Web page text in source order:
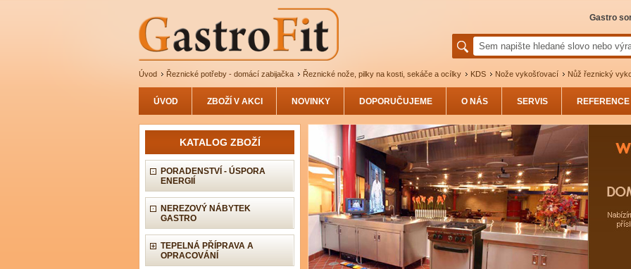
Úvod Řeznické potřeby - domácí zabijačka Řeznické nože, pilky na kosti, sekáče a ocílky KDS Nože vykošťovací Nůž řeznický
Gastro
ÚVOD ZBOŽÍ V AKCI NOVINKY DOPORUČUJEME O NÁS SERVIS REFERENCE
KATALOG ZBOŽÍ
PORADENSTVÍ - ÚSPORA
ENERGIÍ
NEREZOVÝ NÁBYTEK
GASTRO
TEPELNÁ PŘÍPRAVA A
OPRACOVÁNÍ